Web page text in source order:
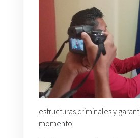
estructuras criminales y
momento.